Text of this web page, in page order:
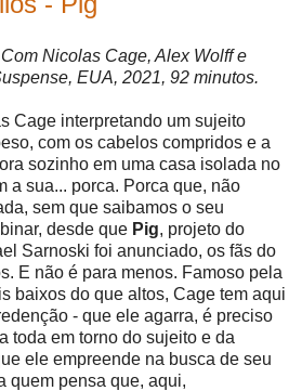
Nicolas Cage, Alex Wolff e
EUA, 2021, 92 minutos.
Cage interpretando um sujeito
com os cabelos compridos e a
sozinho em uma casa isolada no
a sua... porca. Porca que, não
sem que saibamos o seu
desde que Pig, projeto do
Sarnoski foi anunciado, os fãs do
E não é para menos. Famoso pela
baixos do que altos, Cage tem aqui
- que ele agarra, é preciso
toda em torno do sujeito e da
ele empreende na busca de seu
quem pensa que, aqui,